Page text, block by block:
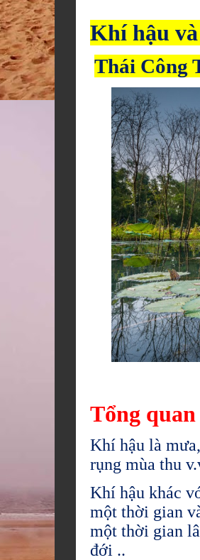
Khí hậu
Thái Công
Tổng quan
Khí hậu là
rụng mùa thu
Khí hậu khác
một thời gian
một thời gian
đới ..